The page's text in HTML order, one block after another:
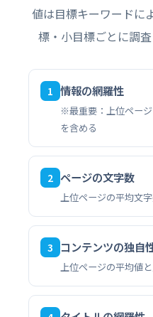
値は目標キーワードに
標・小目標ごとに調査
1 情報の網羅性
※最重要：上位ペー
を含める
2 ページの文字数
上位ページの平均文
3 コンテンツの独自
上位ページの平均値